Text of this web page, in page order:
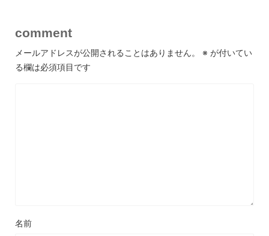
comment
メールアドレスが公開されることはありません。 ※ が付いてい
る欄は必須項目です
名前